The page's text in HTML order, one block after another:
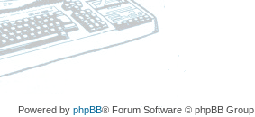
Powered by phpBB® Forum Software © phpBB Group